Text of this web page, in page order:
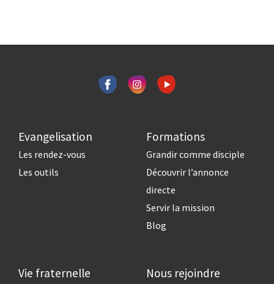
Evangelisation
Les rendez-vous
Les outils
Formations
Grandir comme disciple
Découvrir l’annonce
directe
Servir la mission
Blog
Vie fraternelle Nous rejoindre